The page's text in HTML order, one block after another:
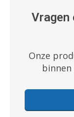
Vragen
Onze